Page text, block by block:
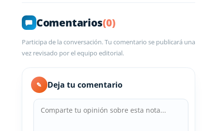
Comentarios(0)
Participa de la conversación. Tu comentario se publicará una
vez revisado por el equipo editorial.
✎ Deja tu comentario